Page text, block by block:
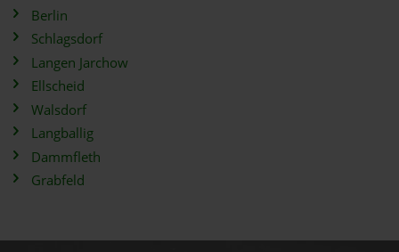
Berlin
Schlagsdorf
Langen Jarchow
Ellscheid
Walsdorf
Langballig
Dammfleth
Grabfeld